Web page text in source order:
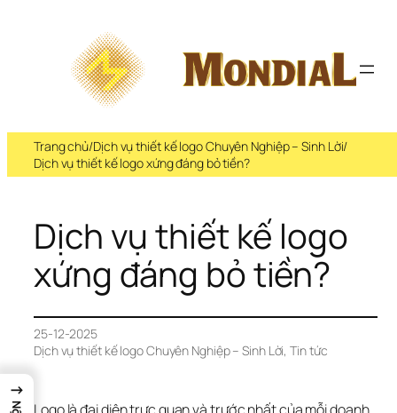
Trang chủ/Dịch vụ thiết kế logo Chuyên Nghiệp – Sinh Lời/
Dịch vụ thiết kế logo xứng đáng bỏ tiền?
Dịch vụ thiết kế logo
xứng đáng bỏ tiền?
25-12-2025
Dịch vụ thiết kế logo Chuyên Nghiệp – Sinh Lời, Tin tức
→